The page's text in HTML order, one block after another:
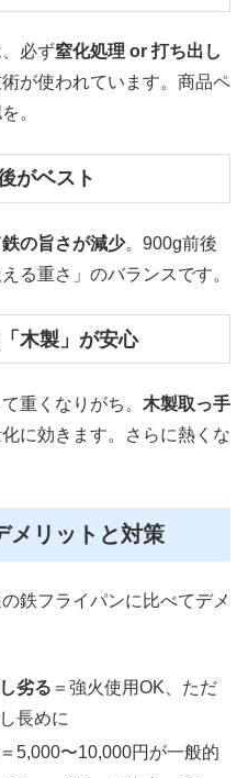
必ず窒化処理 or 打ち出し
が使われています。商品ペ
。
がベスト
の旨さが減少。900g前後
る重さ」のバランスです。
木製」が安心
重くなりがち。 木製取っ手
に効きます。さらに熱くな
メリットと対策
鉄フライパンに比べてデメ
劣る ＝強火使用OK、ただ
長めに
＝5,000〜10,000円が一般的